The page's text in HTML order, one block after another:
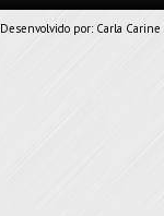
Desenvolvido por: Carla Carine